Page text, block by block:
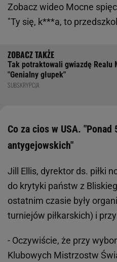
Zobacz wideo Mocne
"Ty się, k***a, to
Tak potraktowali gwiazdę Realu
"Genialny głupek"
SUBSKRYPCJA
Co za cios w USA.
antygejowskich"
Jill Ellis, dyrektor ds. piłki
do krytyki państw z
ostatnim czasie były
turniejów piłkarskich) i
- Oczywiście, że przy
Klubowych Mistrzostw